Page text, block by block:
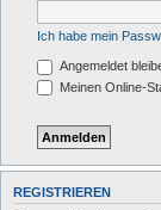
Ich habe mein
Angemeldet
Meinen Online-
REGISTRIEREN